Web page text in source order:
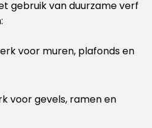
gebruik van duurzame verf
voor muren, plafonds en
voor gevels, ramen en